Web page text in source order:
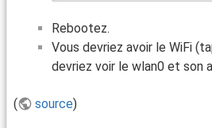
Rebootez.
Vous devriez avoir le WiFi
devriez voir le wlan0 et son
( source)